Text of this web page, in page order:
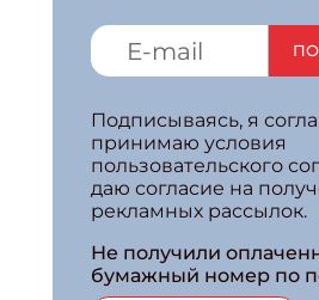
Подписываясь, я
принимаю условия
пользовательского
даю согласие на
рекламных рассылок.
Не получили
бумажный номер по